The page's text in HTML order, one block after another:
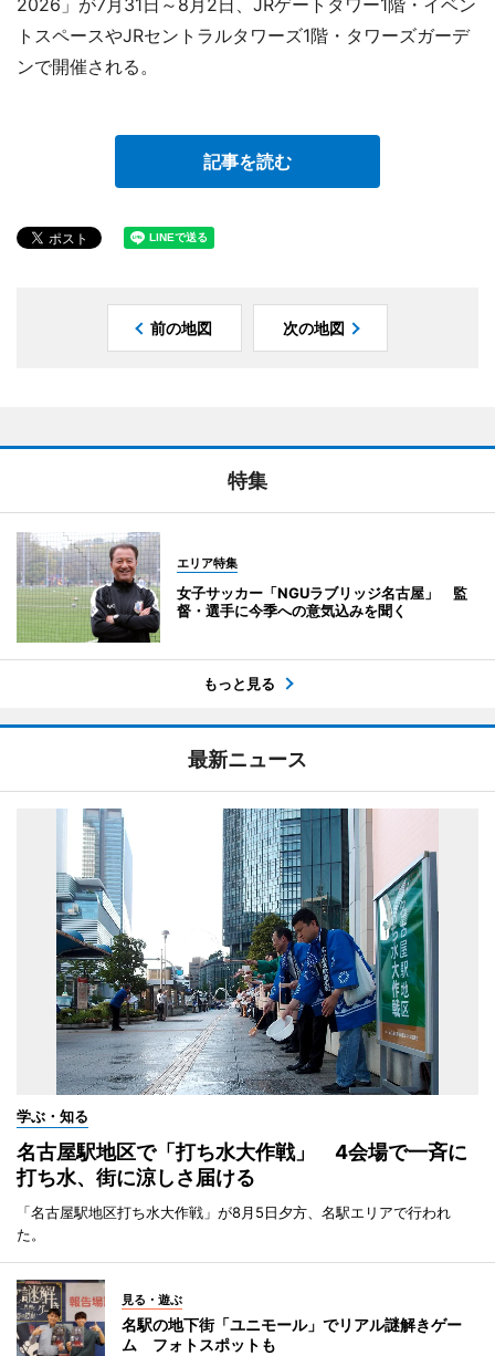
2026」が7月31日～8月2日、JRゲートタワー1階・イベン
トスペースやJRセントラルタワーズ1階・タワーズガーデ
ンで開催される。
記事を読む
前の地図 次の地図
特集
エリア特集
女子サッカー「NGUラブリッジ名古屋」 監
督・選手に今季への意気込みを聞く
もっと見る
最新ニュース
学ぶ・知る
名古屋駅地区で「打ち水大作戦」 4会場で一斉に
打ち水、街に涼しさ届ける
「名古屋駅地区打ち水大作戦」が8月5日夕方、名駅エリアで行われ
た。
見る・遊ぶ
名駅の地下街「ユニモール」でリアル謎解きゲー
ム フォトスポットも